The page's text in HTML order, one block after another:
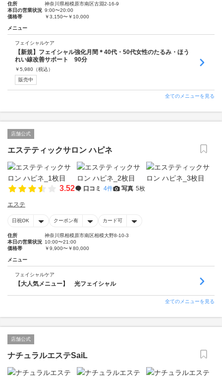
住所
神奈川県相模原市南区古淵2-16-9
本日の営業状況 9:00〜20:00
価格帯
￥3,150〜￥10,000
メニュー
フェイシャルケア
【新規】フェイシャル強化月間＊40代・50代女性のたるみ・ほう
れい線改善サポート 90分
￥5,980 （税込）
販売中
全てのメニューを見る
店舗公式
エステティックサロン ハピネ
3.52 口コミ 4件 写真 5枚
エステ
日祝OK クーポン有 カード可
住所
神奈川県相模原市南区相模大野8-10-3
本日の営業状況 10:00〜21:00
価格帯
￥9,900〜￥80,000
メニュー
フェイシャルケア
【大人気メニュー】 光フェイシャル
全てのメニューを見る
店舗公式
ナチュラルエステSaiL